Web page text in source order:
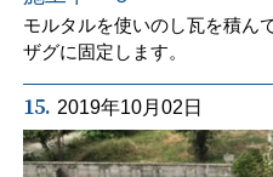
モルタルを使いのし瓦を積ん
ザグに固定します。
15. 2019年10月02日